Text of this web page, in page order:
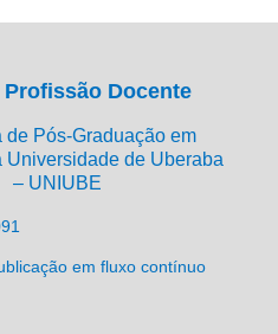
Profissão Docente
de Pós-Graduação em
Universidade de Uberaba
– UNIUBE
em fluxo contínuo